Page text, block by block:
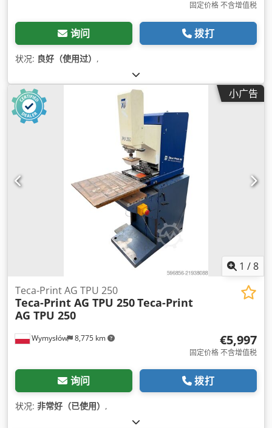
固定价格 不含增值税
询问 拨打
状况: 良好（使用过） ,
小广告
1 /8
Wymysłów 8,775 km
Teca-Print AG TPU 250
Teca-Print AG TPU 250Teca-Print
AG TPU 250
€5,997
固定价格 不含增值税
询问 拨打
状况: 非常好（已使用） ,